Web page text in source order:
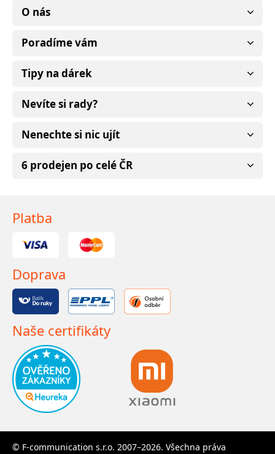
O nás
Poradíme vám
Tipy na dárek
Nevíte si rady?
Nenechte si nic ujít
6 prodejen po celé ČR
Platba
Doprava
Naše certifikáty
© F-communication s.r.o. 2007–2026. Všechna práva